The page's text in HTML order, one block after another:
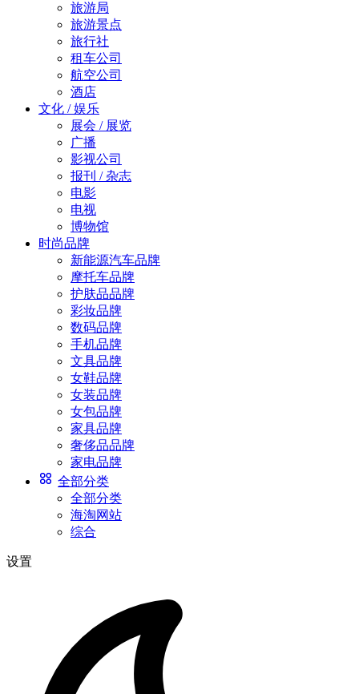
旅游局
旅游景点
旅行社
租车公司
航空公司
酒店
文化 / 娱乐
展会 / 展览
广播
影视公司
报刊 / 杂志
电影
电视
博物馆
时尚品牌
新能源汽车品牌
摩托车品牌
护肤品品牌
彩妆品牌
数码品牌
手机品牌
文具品牌
女鞋品牌
女装品牌
女包品牌
家具品牌
奢侈品品牌
家电品牌
全部分类
全部分类
海淘网站
综合
设置